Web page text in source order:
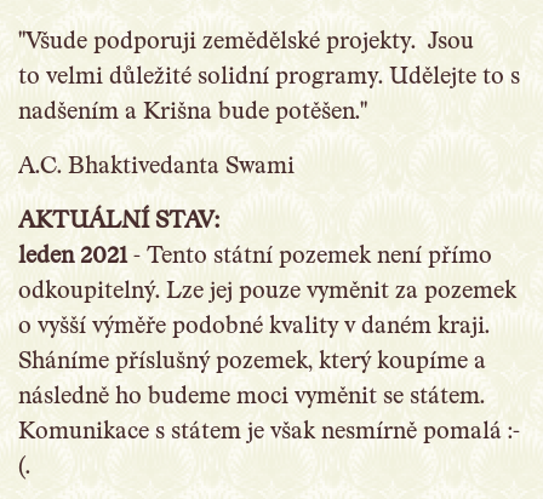
"Všude podporuji zemědělské projekty. Jsou
to velmi důležité solidní programy. Udělejte to s
nadšením a Krišna bude potěšen."
A.C. Bhaktivedanta Swami
AKTUÁLNÍ STAV:
leden 2021 - Tento státní pozemek není přímo
odkoupitelný. Lze jej pouze vyměnit za pozemek
o vyšší výměře podobné kvality v daném kraji.
Sháníme příslušný pozemek, který koupíme a
následně ho budeme moci vyměnit se státem.
Komunikace s státem je však nesmírně pomalá :-
(.